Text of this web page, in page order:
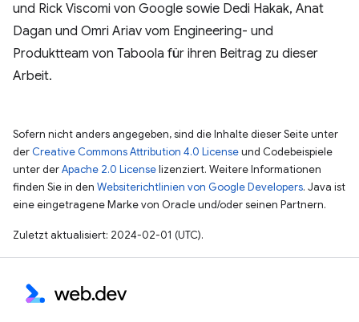
und Rick Viscomi von Google sowie Dedi Hakak, Anat
Dagan und Omri Ariav vom Engineering- und
Produktteam von Taboola für ihren Beitrag zu dieser
Arbeit.
Sofern nicht anders angegeben, sind die Inhalte dieser Seite unter
der Creative Commons Attribution 4.0 Licenseund Codebeispiele
unter derApache 2.0 Licenselizenziert. Weitere Informationen
finden Sie in den Websiterichtlinien von Google Developers. Java ist
eine eingetragene Marke von Oracle und/oder seinen Partnern.
Zuletzt aktualisiert: 2024-02-01 (UTC).